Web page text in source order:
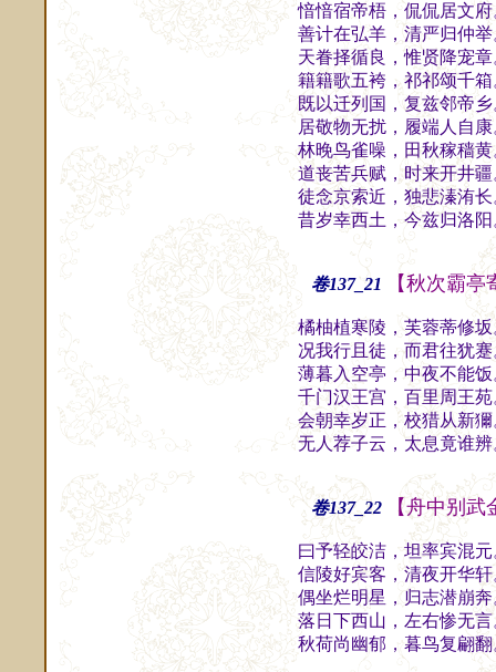
愔愔宿帝梧，侃侃居文
善计在弘羊，清严归仲
天眷择循良，惟贤降宠
籍籍歌五袴，祁祁颂千
既以迁列国，复兹邻帝
居敬物无扰，履端人自
林晚鸟雀噪，田秋稼穑
道丧苦兵赋，时来开井
徒念京索近，独悲溱洧
昔岁幸西土，今兹归洛
卷137_21 【秋次霸
橘柚植寒陵，芙蓉蒂修
况我行且徒，而君往犹
薄暮入空亭，中夜不能
千门汉王宫，百里周王
会朝幸岁正，校猎从新
无人荐子云，太息竟谁辨
卷137_22 【舟中别武
曰予轻皎洁，坦率宾混
信陵好宾客，清夜开华
偶坐烂明星，归志潜崩
落日下西山，左右惨无
秋荷尚幽郁，暮鸟复翩